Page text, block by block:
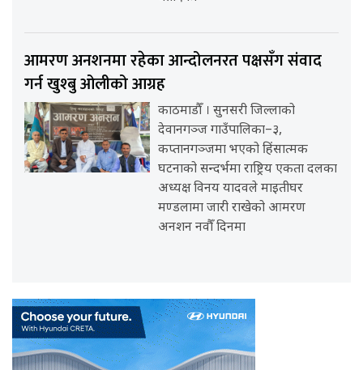
आमरण अनशनमा रहेका आन्दोलनरत पक्षसँग संवाद
गर्न खुश्बु ओलीको आग्रह
काठमाडौँ । सुनसरी जिल्लाको
देवानगञ्ज गाउँपालिका–३,
कप्तानगञ्जमा भएको हिंसात्मक
घटनाको सन्दर्भमा राष्ट्रिय एकता दलका
अध्यक्ष विनय यादवले माइतीघर
मण्डलामा जारी राखेको आमरण
अनशन नवौँ दिनमा